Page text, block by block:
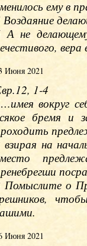
ему в
Воздаяние
А не
Июня 2021
1-4
вокруг
бремя и
взирая на
Помыслите о
Июня 2021